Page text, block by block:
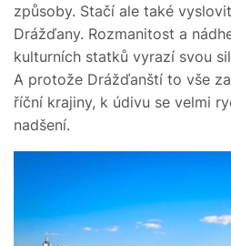
způsoby. Stačí ale také
Drážďany. Rozmanitost a
kulturních statků vyrazí svou
A protože Drážďanští to vše
říční krajiny, k údivu se velmi
nadšení.